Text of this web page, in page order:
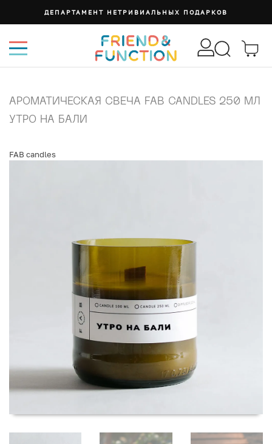
ДЕПАРТАМЕНТ НЕТРИВИАЛЬНЫХ ПОДАРКОВ
АРОМАТИЧЕСКАЯ СВЕЧА FAB CANDLES 250 МЛ
УТРО НА БАЛИ
FAB сandles